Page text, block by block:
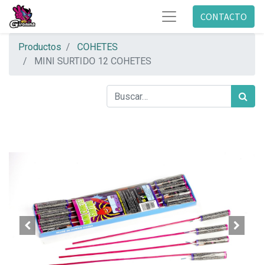
CONTACTO
Productos
COHETES
MINI SURTIDO 12 COHETES